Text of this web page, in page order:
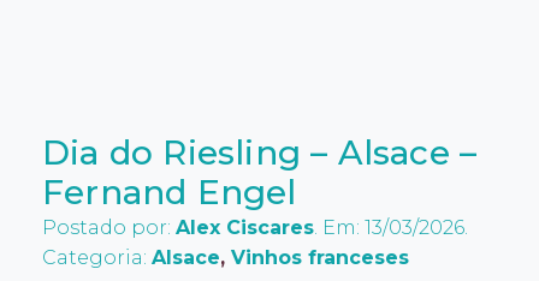
Dia do Riesling – Alsace –
Fernand Engel
Postado por: Alex Ciscares. Em: 13/03/2026.
Categoria: Alsace, Vinhos franceses